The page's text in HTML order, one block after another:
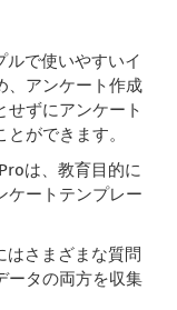
で使いやすいイ
、アンケート作成
せずにアンケート
ができます。
は、教育目的に
ケートテンプレー
はさまざまな質問
ータの両方を収集